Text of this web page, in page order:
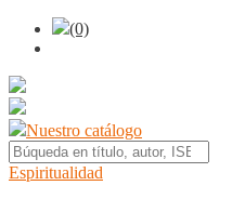
(0)
Nuestro catálogo
Espiritualidad